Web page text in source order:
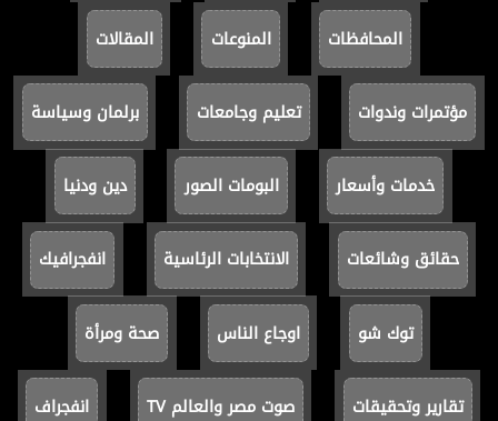
المحافظات المنوعات المقالات
مؤتمرات وندوات تعليم وجامعات برلمان وسياسة
خدمات وأسعار البومات الصور دين ودنيا
حقائق وشائعات الانتخابات الرئاسية انفجرافيك
توك شو اوجاع الناس صحة ومرأة
تقارير وتحقيقات صوت مصر والعالم TV انفجراف